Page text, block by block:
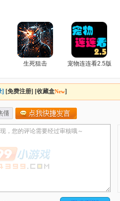
生死狙击 宠物连连看2.5版